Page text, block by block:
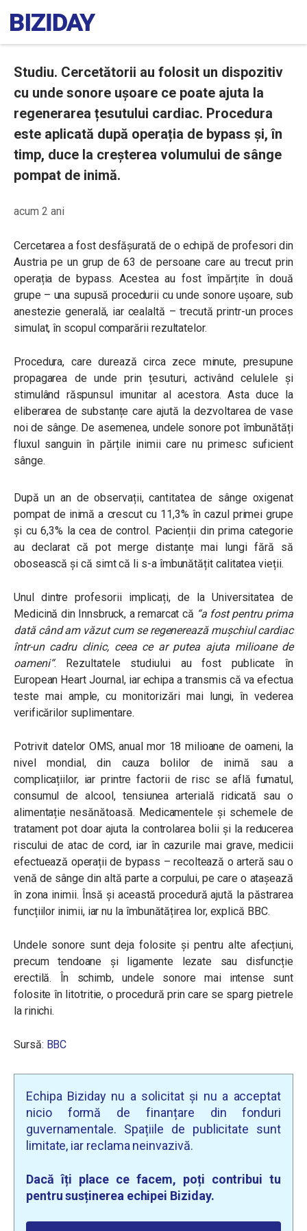
Studiu. Cercetătorii au folosit un dispozitiv
cu unde sonore ușoare ce poate ajuta la
regenerarea țesutului cardiac. Procedura
este aplicată după operația de bypass și, în
timp, duce la creșterea volumului de sânge
pompat de inimă.
acum 2 ani
Cercetarea a fost desfășurată de o echipă de profesori din
Austria pe un grup de 63 de persoane care au trecut prin
operația de bypass. Acestea au fost împărțite în două
grupe – una supusă procedurii cu unde sonore ușoare, sub
anestezie generală, iar cealaltă – trecută printr-un proces
simulat, în scopul comparării rezultatelor.
Procedura, care durează circa zece minute, presupune
propagarea de unde prin țesuturi, activând celulele și
stimulând răspunsul imunitar al acestora. Asta duce la
eliberarea de substanțe care ajută la dezvoltarea de vase
noi de sânge. De asemenea, undele sonore pot îmbunătăți
fluxul sanguin în părțile inimii care nu primesc suficient
sânge.
După un an de observații, cantitatea de sânge oxigenat
pompat de inimă a crescut cu 11,3% în cazul primei grupe
și cu 6,3% la cea de control. Pacienții din prima categorie
au declarat că pot merge distanțe mai lungi fără să
obosească și că simt că li s-a îmbunătățit calitatea vieții.
Unul dintre profesorii implicați, de la Universitatea de
Medicină din Innsbruck, a remarcat că “a fost pentru prima
dată când am văzut cum se regenerează mușchiul cardiac
într-un cadru clinic, ceea ce ar putea ajuta milioane de
oameni“.Rezultatele studiului au fost publicate în
European Heart Journal, iar echipa a transmis că va efectua
teste mai ample, cu monitorizări mai lungi, în vederea
verificărilor suplimentare.
Potrivit datelor OMS, anual mor 18 milioane de oameni, la
nivel mondial, din cauza bolilor de inimă sau a
complicațiilor, iar printre factorii de risc se află fumatul,
consumul de alcool, tensiunea arterială ridicată sau o
alimentație nesănătoasă. Medicamentele și schemele de
tratament pot doar ajuta la controlarea bolii și la reducerea
riscului de atac de cord, iar în cazurile mai grave, medicii
efectuează operații de bypass – recoltează o arteră sau o
venă de sânge din altă parte a corpului, pe care o atașează
în zona inimii. Însă și această procedură ajută la păstrarea
funcțiilor inimii, iar nu la îmbunătățirea lor, explică BBC.
Undele sonore sunt deja folosite și pentru alte afecțiuni,
precum tendoane și ligamente lezate sau disfuncție
erectilă. În schimb, undele sonore mai intense sunt
folosite în litotritie, o procedură prin care se sparg pietrele
la rinichi.
Sursă: BBC
Echipa Biziday nu a solicitat și nu a acceptat
nicio formă de finanțare din fonduri
guvernamentale. Spațiile de publicitate sunt
limitate, iar reclama neinvazivă.
Dacă îți place ce facem, poți contribui tu
pentru susținerea echipei Biziday.